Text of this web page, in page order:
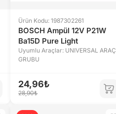
Ürün Kodu: 1987302261
BOSCH Ampül 12V P21W
Ba15D Pure Light
Uyumlu Araçlar: UNIVERSAL ARAÇ
GRUBU
24,96₺
28,90₺